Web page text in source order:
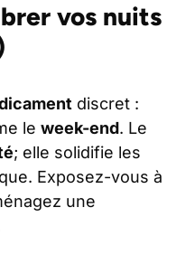
vos nuits
discret :
le week-end. Le
; elle solidifie les
Exposez-vous à
une